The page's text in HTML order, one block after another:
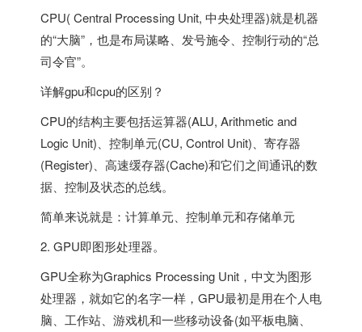
CPU( Central Processing Unit, 中央处理器)就是机器
的“大脑”，也是布局谋略、发号施令、控制行动的“总
司令官”。
详解gpu和cpu的区别？
CPU的结构主要包括运算器(ALU, Arithmetic and
Logic Unit)、控制单元(CU, Control Unit)、寄存器
(Register)、高速缓存器(Cache)和它们之间通讯的数
据、控制及状态的总线。
简单来说就是：计算单元、控制单元和存储单元
2. GPU即图形处理器。
GPU全称为Graphics Processing Unit，中文为图形
处理器，就如它的名字一样，GPU最初是用在个人电
脑、工作站、游戏机和一些移动设备(如平板电脑、